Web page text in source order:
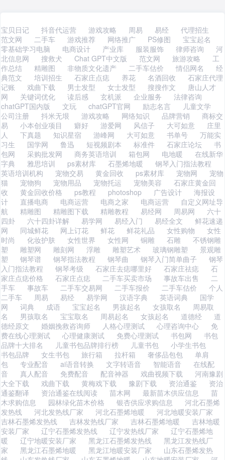
宝贝日记 抖音代运营 游戏攻略 周易 易经
代理招生
范文网
二手车 游戏推荐 网络推广 PS修图
宝宝起名
零基础学习电脑
电商设计 产业库 服装服饰 律师咨询
河
北信息网
搜救犬 Chat GPT中文版 范文网 旅游攻略
工
作总结
精雕图 非物质文化遗产 二手车估价 情侣网名
经
典范文
培训招生 石家庄点痣 养花 名酒回收
石家庄代理
记账
戏曲下载 男士发型 女士发型 搜搜作文
唐山人才
网
关键词优化 读后感 玄机派 企业服务
法律咨询
chatGPT国内版
文玩 chatGPT官网 励志名言
儿童文学
公司注册
抖米无垠 游戏攻略 网络知识 品牌营销
商标交
易
小本创业项目 癖好 游爱网 风信子 大可如意
庄里
人
下真题 知识星宿 游峰网 大可如意 书单号
万能实
习生
国学网 鲁迅 短视频剧本 标准件 石家庄论坛
书
包网
采购批发网 商务英语培训 箱包网 电地暖
在线新华
字典
雅思培训 ps素材库 石墨烯地暖
钢琴入门指法教程
英语培训机构
宠物交易 黄金回收 ps素材库 宠物网
宠物
猫
宠物狗 宠物用品 宠物托运 宠物美容
石家庄黄金回
收
黄金回收价格 ps教程 photoshop 广告设计
海报设
计
直播电商 电商运营 电商之家 电商运营
自定义网址导
航
精雕图 精雕图下载 精雕教程 易经网 周易网
六十
四卦
六十四卦详解 易学网 易经入门 易经全文
鲜花速递
网
同城鲜花 网上订花 鲜花 鲜花礼品 女性购物
女性
时尚
化妆护肤 女性世界 女性网 铜雕 石雕
不锈钢雕
塑
雕塑网 雕刻网 浮雕 雕塑艺术 玻璃钢雕塑
景观雕
塑
钢琴谱 钢琴指法教程 钢琴曲 钢琴入门简单曲子
钢琴
入门指法教程
钢琴考级 石家庄去痣哪里好 石家庄祛痣
石
家庄点痣价格
石家庄点痣 二手车买卖市场 事故车出售
二
手车
事故车 二手车交易网 二手车报价 二手车估价
个人
二手车
周易 易经 易学网 汉语字典 英语词典
国学
网
词典 成语 宝宝起名 男孩起名 女孩取名
周易取
名
男孩取名 宝宝取名 周易起名 女孩起名 道德经
道
德经原文
婚姻挽救咨询师 人格心理测试 心理咨询中心
免
费在线心理测试
心理健康测试 免费心理测试 书包网
书包
品牌十大排名
儿童书包品牌排行榜 儿童书包
小学生书包
书包品牌
女生书包 旅行箱 拉杆箱 奢侈品包包
单肩
包
专业配音 ai语音转换 文字转语音 智能语音
在线配
音
真人配音 免费配音 配音神器 戏曲视频下载
河南豫剧
大全下载
戏曲下载 黄梅戏下载 豫剧下载 资治通鉴
资治
通鉴翻译
资治通鉴在线阅读 苗木网 最新苗木供应信息
苗
木求购信息
园林绿化苗木价格 银杏供应求购信息
河北石墨烯
发热线
河北发热线厂家 河北石墨烯地暖
河北地暖安装厂家
吉林石墨烯发热线
吉林发热线厂家 吉林石墨烯地暖
吉林地暖
安装厂家
辽宁石墨烯发热线 辽宁发热线厂家
辽宁石墨烯地
暖
辽宁地暖安装厂家 黑龙江石墨烯发热线
黑龙江发热线厂
家
黑龙江石墨烯地暖 黑龙江地暖安装厂家
山东石墨烯发热